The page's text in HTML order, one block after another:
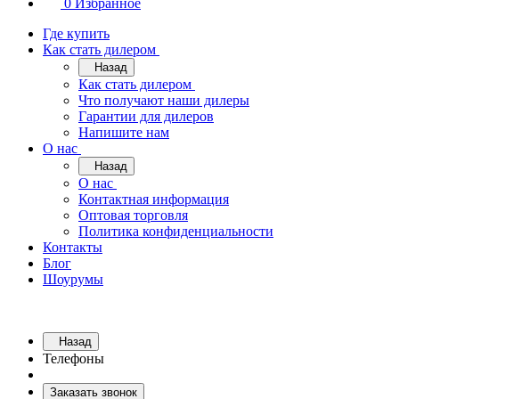
0 Избранное
Где купить
Как стать дилером
Назад
Как стать дилером
Что получают наши дилеры
Гарантии для дилеров
Напишите нам
О нас
Назад
О нас
Контактная информация
Оптовая торговля
Политика конфиденциальности
Контакты
Блог
Шоурумы
Назад
Телефоны
Заказать звонок